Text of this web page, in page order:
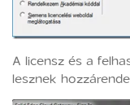
A licensz és a
lesznek